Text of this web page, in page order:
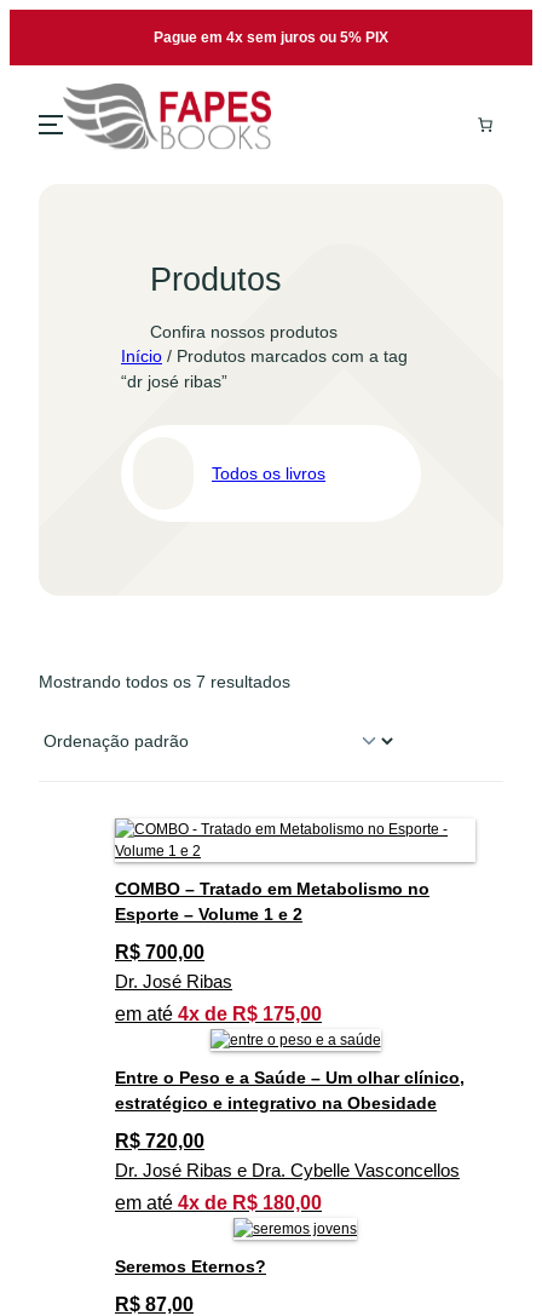
o
conteúdo
Pague em 4x sem juros ou 5% PIX
Produtos
Confira nossos produtos
Início / Produtos marcados com a tag
“dr josé ribas”
Todos os livros
Mostrando todos os 7 resultados
COMBO – Tratado em Metabolismo no
Esporte – Volume 1 e 2
R$ 700,00
Dr. José Ribas
em até 4x de R$ 175,00
Entre o Peso e a Saúde – Um olhar clínico,
estratégico e integrativo na Obesidade
R$ 720,00
Dr. José Ribas e Dra. Cybelle Vasconcellos
em até 4x de R$ 180,00
Seremos Eternos?
R$ 87,00